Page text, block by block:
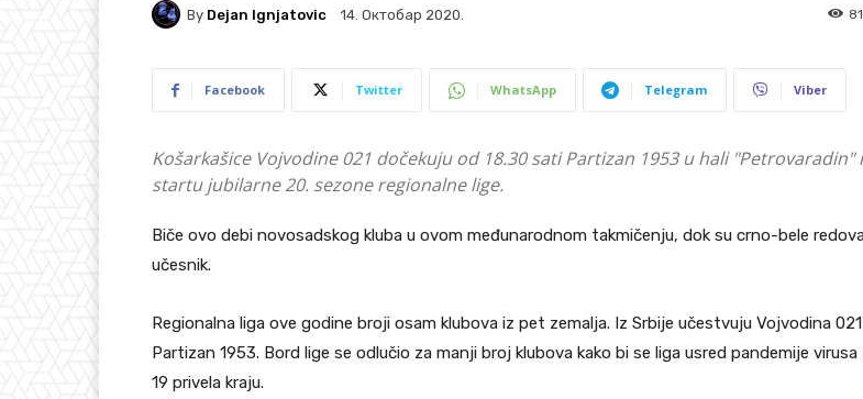
By Dejan Ignjatovic 14. Октобар 2020.
Facebook Twitter WhatsApp Telegram Viber
Košarkašice Vojvodine 021 dočekuju od 18.30 sati Partizan 1953 u hali "Petrovaradin"
startu jubilarne 20. sezone regionalne lige.
Biče ovo debi novosadskog kluba u ovom međunarodnom takmičenju, dok su crno-bele
učesnik.
Regionalna liga ove godine broji osam klubova iz pet zemalja. Iz Srbije učestvuju Vojvodina
Partizan 1953. Bord lige se odlučio za manji broj klubova kako bi se liga usred pandemije virusa
19 privela kraju.